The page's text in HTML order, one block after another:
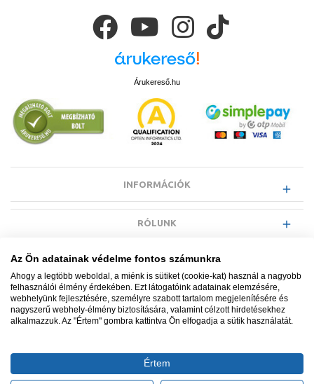
Árukereső.hu
INFORMÁCIÓK
RÓLUNK
EGYÉB INFORMÁCIÓK
VÁSÁRLÓI INFORMÁCIÓK
Minden jog fenntartva. © Adatkezelés nyilvántartási száma NAIH-
Az Ön adatainak védelme fontos számunkra
Ahogy a legtöbb weboldal, a miénk is sütiket (cookie-kat) használ a nagyobb
felhasználói élmény érdekében. Ezt látogatóink adatainak elemzésére,
webhelyünk fejlesztésére, személyre szabott tartalom megjelenítésére és
nagyszerű webhely-élmény biztosítására, valamint célzott hirdetésekhez
alkalmazzuk. Az "Értem" gombra kattintva Ön elfogadja a sütik használatát.
Értem